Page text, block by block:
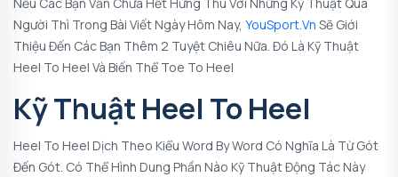
Người Thì Trong Bài Viết Ngày Hôm Nay, YouSport.vn Sẽ Giới
Thiệu Đến Các Bạn Thêm 2 Tuyệt Chiêu Nữa. Đó Là Kỹ Thuật
Heel To Heel Và Biến Thể Toe To Heel
Kỹ Thuật Heel To Heel
Heel To Heel Dịch Theo Kiểu Word By Word Có Nghĩa Là Từ Gót
Đến Gót. Có Thể Hình Dung Phần Nào Kỹ Thuật Động Tác Này